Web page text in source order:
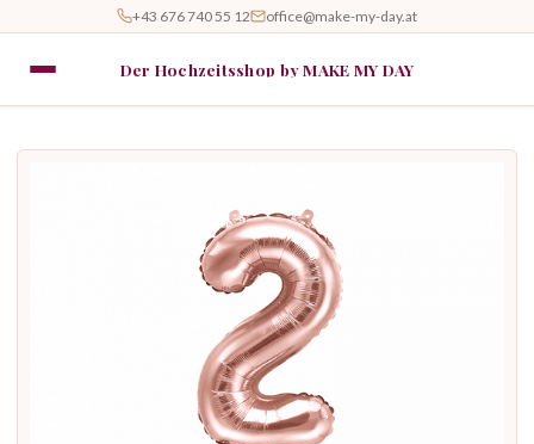
+43 676 740 55 12 office@make-my-day.at
Der Hochzeitsshop by MAKE MY DAY